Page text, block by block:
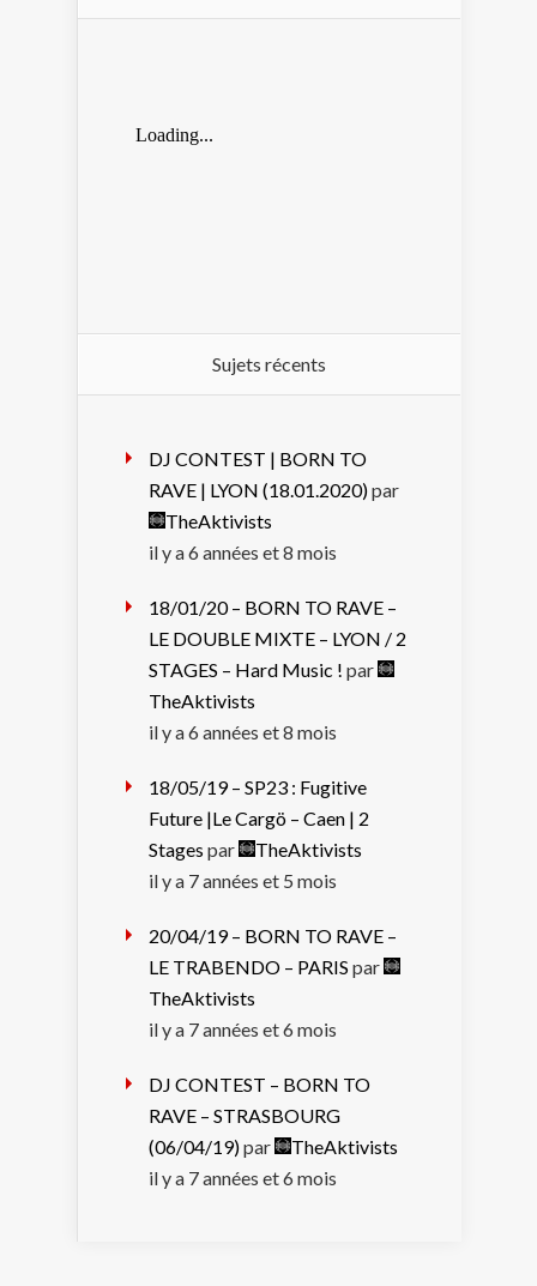
Sujets récents
DJ CONTEST | BORN TO
RAVE | LYON (18.01.2020)par
TheAktivists
il y a 6 années et 8 mois
18/01/20 – BORN TO RAVE –
LE DOUBLE MIXTE – LYON / 2
STAGES – Hard Music ! par
TheAktivists
il y a 6 années et 8 mois
18/05/19 – SP23 : Fugitive
Future |Le Cargö – Caen | 2
Stages par
TheAktivists
il y a 7 années et 5 mois
20/04/19 – BORN TO RAVE –
LE TRABENDO – PARIS par
TheAktivists
il y a 7 années et 6 mois
DJ CONTEST – BORN TO
RAVE – STRASBOURG
(06/04/19)par
TheAktivists
il y a 7 années et 6 mois